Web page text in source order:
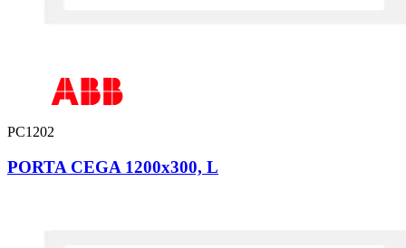
PC1202
PORTA CEGA 1200x300, L